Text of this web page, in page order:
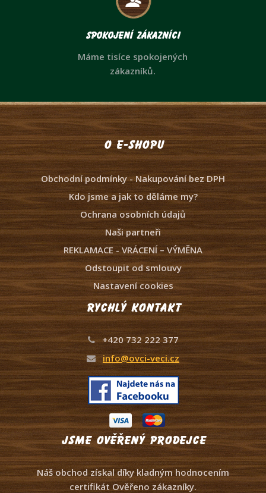
Spokojení zákazníci
Máme tisíce spokojených
zákazníků.
O e-shopu
Obchodní podmínky - Nakupování bez DPH
Kdo jsme a jak to děláme my?
Ochrana osobních údajů
Naši partneři
REKLAMACE - VRÁCENÍ – VÝMĚNA
Odstoupit od smlouvy
Nastavení cookies
Rychlý kontakt
+420 732 222 377
info@ovci-veci.cz
Jsme ověřený prodejce
Náš obchod získal díky kladným hodnocením
certifikát Ověřeno zákazníky.